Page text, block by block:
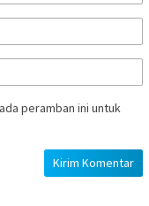
peramban ini untuk